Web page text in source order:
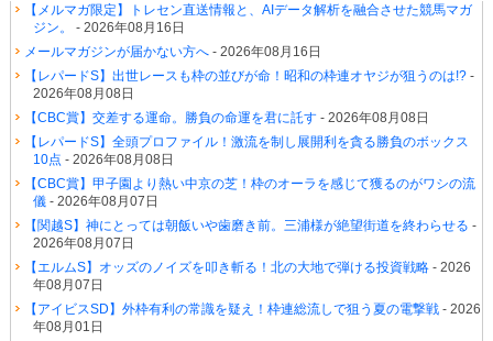
【メルマガ限定】トレセン直送情報と、AIデータ解析を融合させた競馬マガ
ジン。
- 2026年08月16日
メールマガジンが届かない方へ- 2026年08月16日
【レパードS】出世レースも枠の並びが命！昭和の枠連オヤジが狙うのは!?-
2026年08月08日
【CBC賞】交差する運命。勝負の命運を君に託す- 2026年08月08日
【レパードS】全頭プロファイル！激流を制し展開利を貪る勝負のボックス
10点 - 2026年08月08日
【CBC賞】甲子園より熱い中京の芝！枠のオーラを感じて獲るのがワシの流
儀- 2026年08月07日
【関越S】神にとっては朝飯いや歯磨き前。三浦様が絶望街道を終わらせる -
2026年08月07日
【エルムS】オッズのノイズを叩き斬る！北の大地で弾ける投資戦略- 2026
年08月07日
【アイビスSD】外枠有利の常識を疑え！枠連総流しで狙う夏の電撃戦- 2026
年08月01日